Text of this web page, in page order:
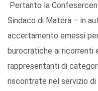
Pertanto la
Sindaco di Matera – in
accertamento emessi
burocratiche ai ricorrenti
rappresentanti di
riscontrate nel servizio